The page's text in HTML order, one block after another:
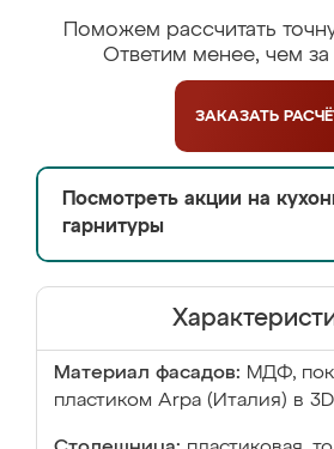
Поможем рассчитать
Ответим менее, чем за
ЗАКАЗАТЬ
Посмотреть акции на
гарнитуры
Материал фасадов: МДФ,
пластиком Arpa (Италия) в